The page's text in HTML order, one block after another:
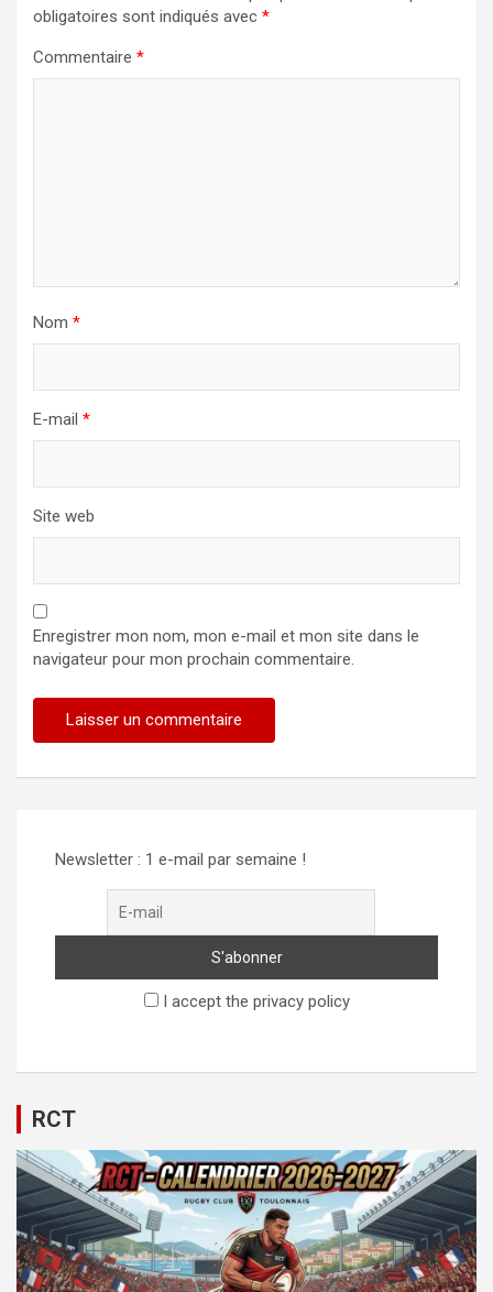
obligatoires sont indiqués avec *
Commentaire *
Nom *
E-mail *
Site web
Enregistrer mon nom, mon e-mail et mon site dans le
navigateur pour mon prochain commentaire.
Newsletter : 1 e-mail par semaine !
I accept the privacy policy
RCT